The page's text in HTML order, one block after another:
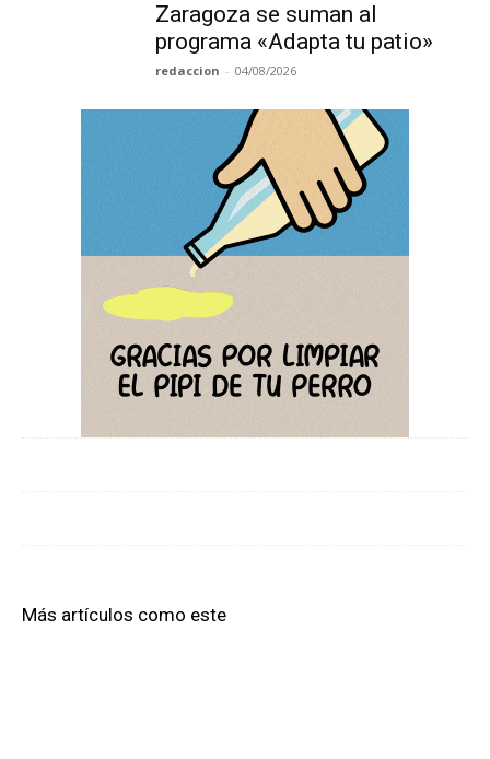
Zaragoza se suman al
programa «Adapta tu patio»
redaccion - 04/08/2026
Más artículos como este